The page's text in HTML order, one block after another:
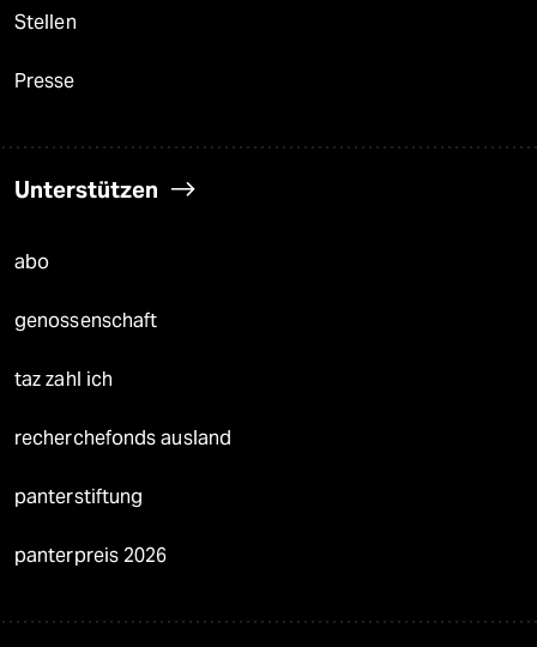
Stellen
Presse
Unterstützen
abo
genossenschaft
taz zahl ich
recherchefonds ausland
panterstiftung
panterpreis 2026